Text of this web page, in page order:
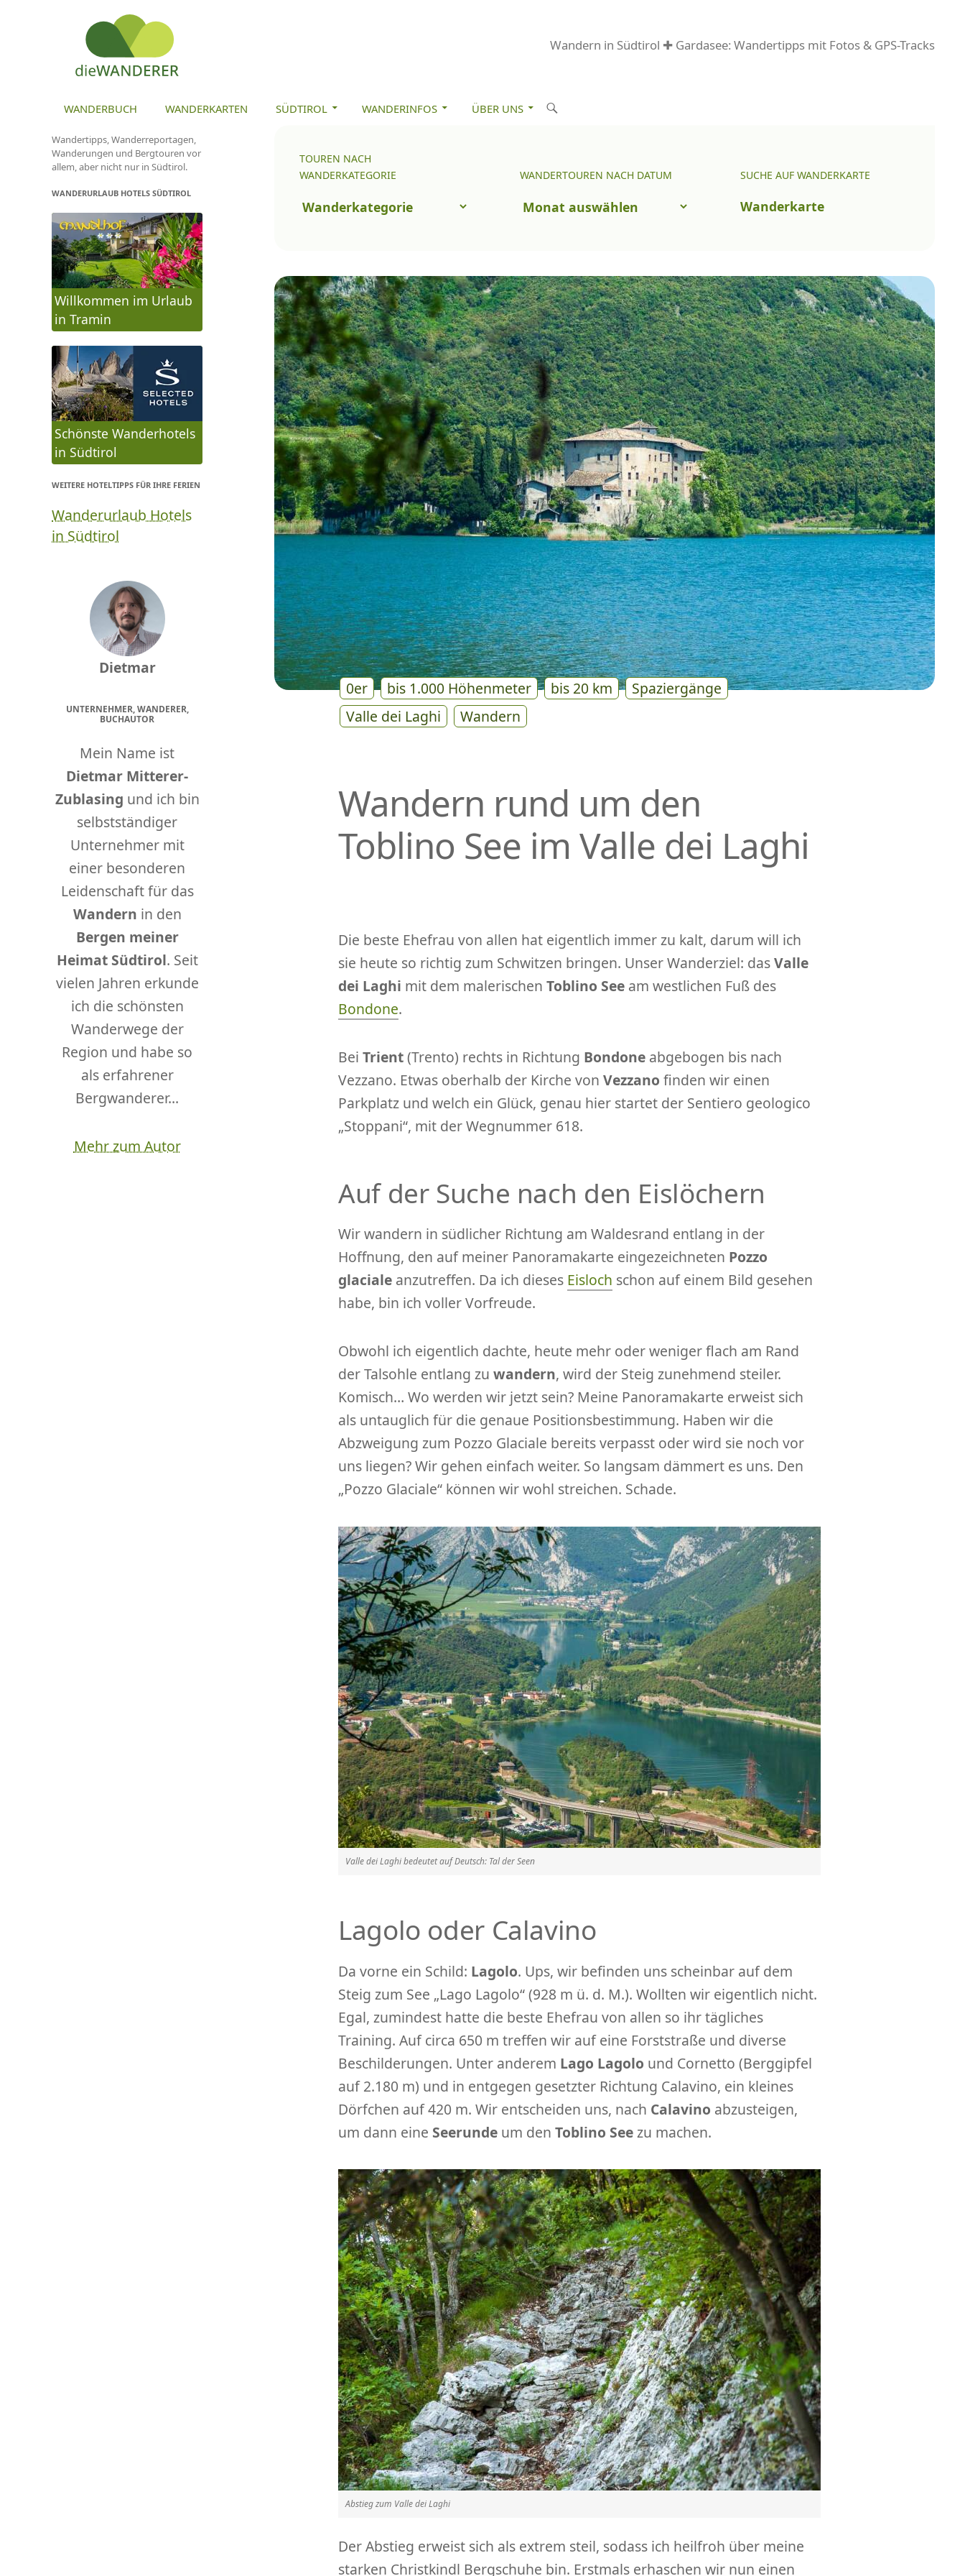
Wandern in Südtirol ✚ Gardasee: Wandertipps mit Fotos & GPS-Tracks
S
h
n
WANDERBUCH WANDERKARTEN SÜDTIROL WANDERINFOS ÜBER UNS
TOUREN NACH
WANDERKATEGORIE
Touren
WANDERTOUREN NACH DATUM
nach
Datum
SUCHE AUF WANDERKARTE
Wanderkarte
0er bis 1.000 Höhenmeter bis 20 km
Spaziergänge
Valle dei Laghi
Wandern
Wandern rund um den
Toblino See im Valle dei Laghi
Die beste Ehefrau von allen hat eigentlich immer zu kalt, darum will ich
sie heute so richtig zum Schwitzen bringen. Unser Wanderziel: dasValle
dei Laghi mit dem malerischen Toblino See am westlichen Fuß des
Bondone.
Bei Trient(Trento) rechts in Richtung Bondone abgebogen bis nach
Vezzano. Etwas oberhalb der Kirche von Vezzano finden wir einen
Parkplatz und welch ein Glück, genau hier startet der Sentiero geologico
„Stoppani“, mit der Wegnummer 618.
Auf der Suche nach den Eislöchern
Wir wandern in südlicher Richtung am Waldesrand entlang in der
Hoffnung, den auf meiner Panoramakarte eingezeichneten Pozzo
glaciale anzutreffen. Da ich dieses Eisloch schon auf einem Bild gesehen
habe, bin ich voller Vorfreude.
Obwohl ich eigentlich dachte, heute mehr oder weniger flach am Rand
der Talsohle entlang zu wandern, wird der Steig zunehmend steiler.
Komisch… Wo werden wir jetzt sein? Meine Panoramakarte erweist sich
als untauglich für die genaue Positionsbestimmung. Haben wir die
Abzweigung zum Pozzo Glaciale bereits verpasst oder wird sie noch vor
uns liegen? Wir gehen einfach weiter. So langsam dämmert es uns. Den
„Pozzo Glaciale“ können wir wohl streichen. Schade.
Valle dei Laghi bedeutet auf Deutsch: Tal der Seen
Lagolo oder Calavino
Da vorne ein Schild: Lagolo. Ups, wir befinden uns scheinbar auf dem
Steig zum See „Lago Lagolo“ (928 m ü. d. M.). Wollten wir eigentlich nicht.
Egal, zumindest hatte die beste Ehefrau von allen so ihr tägliches
Training. Auf circa 650 m treffen wir auf eine Forststraße und diverse
Beschilderungen. Unter anderem Lago Lagolo und Cornetto (Berggipfel
auf 2.180 m) und in entgegen gesetzter Richtung Calavino, ein kleines
Dörfchen auf 420 m. Wir entscheiden uns, nach Calavino abzusteigen,
um dann eine Seerunde um den Toblino Seezu machen.
Abstieg zum Valle dei Laghi
Der Abstieg erweist sich als extrem steil, sodass ich heilfroh über meine
starken Christkindl Bergschuhe bin. Erstmals erhaschen wir nun einen
Wandertipps, Wanderreportagen,
Wanderungen und Bergtouren vor
allem, aber nicht nur in Südtirol.
WANDERURLAUB HOTELS SÜDTIROL
Willkommen im Urlaub
in Tramin
Schönste Wanderhotels
in Südtirol
WEITERE HOTELTIPPS FÜR IHRE FERIEN
Wanderurlaub Hotels
in Südtirol
Dietmar
UNTERNEHMER, WANDERER,
BUCHAUTOR
Mein Name ist
Dietmar Mitterer-
Zublasing und ich bin
selbstständiger
Unternehmer mit
einer besonderen
Leidenschaft für das
Wandern in den
Bergen meiner
Heimat Südtirol. Seit
vielen Jahren erkunde
ich die schönsten
Wanderwege der
Region und habe so
als erfahrener
Bergwanderer...
Mehr zum Autor